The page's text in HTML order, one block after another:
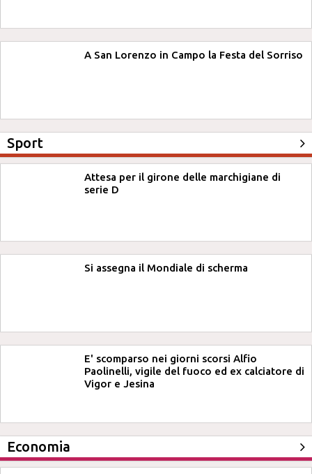
A San Lorenzo in Campo la Festa del Sorriso
Sport
Attesa per il girone delle marchigiane di
serie D
Si assegna il Mondiale di scherma
E' scomparso nei giorni scorsi Alfio
Paolinelli, vigile del fuoco ed ex calciatore di
Vigor e Jesina
Economia